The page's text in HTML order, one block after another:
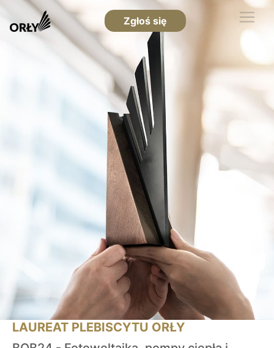
Zgłoś się
LAUREAT PLEBISCYTU ORŁY